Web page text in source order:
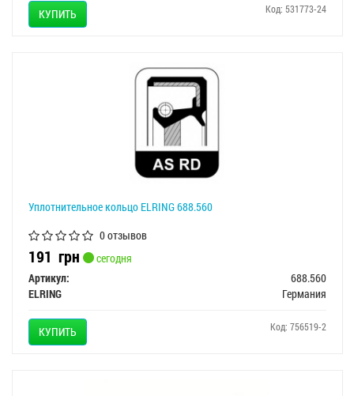
КУПИТЬ Код: 531773-24
Уплотнительное кольцо ELRING 688.560
0 отзывов
191 грн
сегодня
Артикул:
688.560
ELRING
Германия
КУПИТЬ Код: 756519-2